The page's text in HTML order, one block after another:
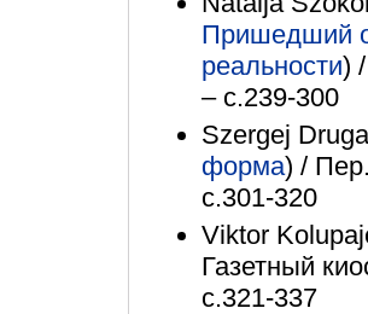
Пришедший
реальности)
– с.239-300
Szergej
форма) /
с.301-320
Viktor
Газетный
с.321-337